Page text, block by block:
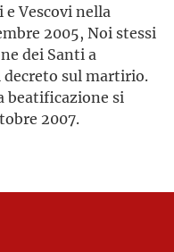
Vescovi nella
2005, Noi stessi
dei Santi a
sul martirio.
beatificazione si
2007.